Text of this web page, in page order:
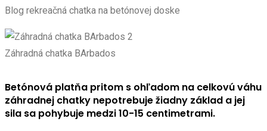
Blog rekreačná chatka na betónovej doske
Záhradná chatka BArbados
Betónová platňa pritom s ohľadom na celkovú váhu
záhradnej chatky nepotrebuje žiadny základ a jej
sila sa pohybuje medzi 10-15 centimetrami.